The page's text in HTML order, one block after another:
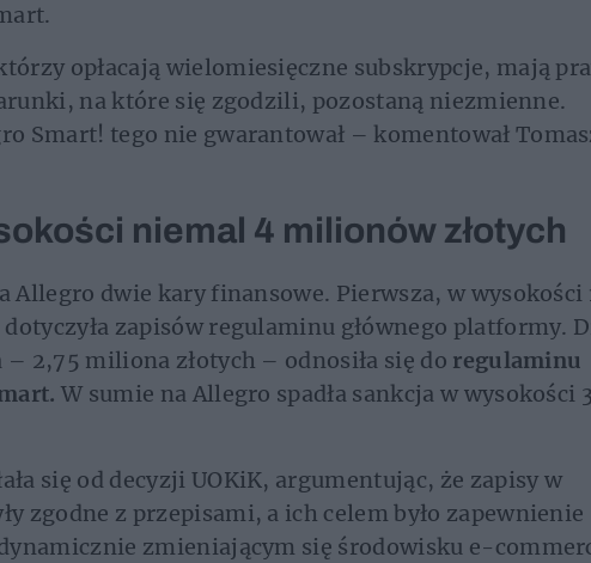
opłacają wielomiesięczne subskrypcje, mają
na które się zgodzili, pozostaną niezmienne.
Smart! tego nie gwarantował – komentował
niemal 4 milionów złotych
Allegro dwie kary finansowe. Pierwsza, w wysokości
zapisów regulaminu głównego platformy.
– 2,75 miliona złotych – odnosiła się do regulaminu
W sumie na Allegro spadła sankcja w wysokości
się od decyzji UOKiK, argumentując, że zapisy w
zgodne z przepisami, a ich celem było zapewnienie
zmieniającym się środowisku e-